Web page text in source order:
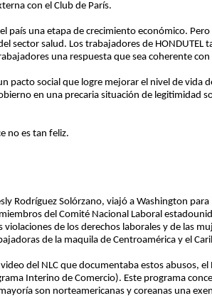
con el Club de París.
país una etapa de crecimiento económico.
sector salud. Los trabajadores de HONDUTEL
una respuesta que sea coherente con
pacto social que logre mejorar el nivel de vida
en una precaria situación de legitimidad
no es tan feliz.
Rodríguez Solórzano, viajó a Washington
del Comité Nacional Laboral
de los derechos laborales y de las
de la maquila de Centroamérica y el
del NLC que documentaba estos abusos,
Interino de Comercio). Este programa
son norteamericanas y coreanas una